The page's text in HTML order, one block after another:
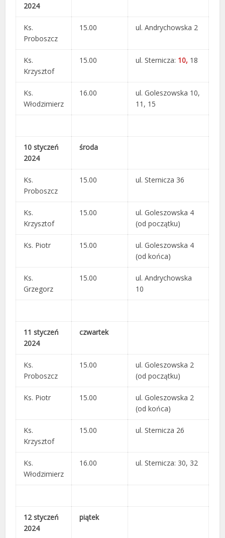
2024
Ks.
Proboszcz
15.00 ul. Andrychowska 2
Ks.
Krzysztof
15.00 ul. Sternicza: 10, 18
Ks.
Włodzimierz
16.00
ul. Goleszowska 10,
11, 15
10 styczeń
2024
środa
Ks.
Proboszcz
15.00 ul. Sternicza 36
Ks.
Krzysztof
15.00
ul. Goleszowska 4
(od początku)
Ks. Piotr 15.00
ul. Goleszowska 4
(od końca)
Ks.
Grzegorz
15.00
ul. Andrychowska
10
11 styczeń
2024
czwartek
Ks.
Proboszcz
15.00
ul. Goleszowska 2
(od początku)
Ks. Piotr 15.00
ul. Goleszowska 2
(od końca)
Ks.
Krzysztof
15.00 ul. Sternicza 26
Ks.
Włodzimierz
16.00 ul. Sternicza: 30, 32
12 styczeń
2024
piątek